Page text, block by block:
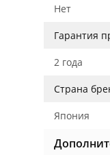
Нет
Гарантия
2 года
Страна
Япония